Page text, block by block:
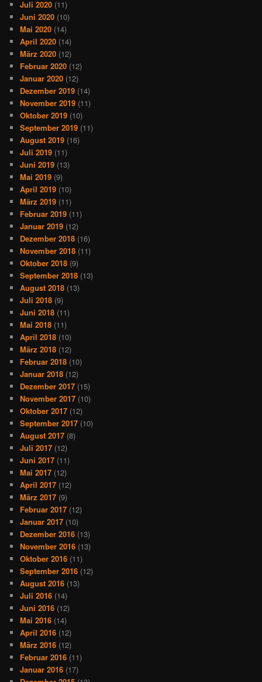
Juli 2020 (11)
Juni 2020 (10)
Mai 2020 (14)
April 2020 (14)
März 2020 (12)
Februar 2020 (12)
Januar 2020 (12)
Dezember 2019 (14)
November 2019 (11)
Oktober 2019 (10)
September 2019 (11)
August 2019 (16)
Juli 2019 (11)
Juni 2019 (13)
Mai 2019 (9)
April 2019 (10)
März 2019 (11)
Februar 2019 (11)
Januar 2019 (12)
Dezember 2018 (16)
November 2018 (11)
Oktober 2018 (9)
September 2018 (13)
August 2018 (13)
Juli 2018 (9)
Juni 2018 (11)
Mai 2018 (11)
April 2018 (10)
März 2018 (12)
Februar 2018 (10)
Januar 2018 (12)
Dezember 2017 (15)
November 2017 (10)
Oktober 2017 (12)
September 2017 (10)
August 2017 (8)
Juli 2017 (12)
Juni 2017 (11)
Mai 2017 (12)
April 2017 (12)
März 2017 (9)
Februar 2017 (12)
Januar 2017 (10)
Dezember 2016 (13)
November 2016 (13)
Oktober 2016 (11)
September 2016 (12)
August 2016 (13)
Juli 2016 (14)
Juni 2016 (12)
Mai 2016 (14)
April 2016 (12)
März 2016 (12)
Februar 2016 (11)
Januar 2016 (17)